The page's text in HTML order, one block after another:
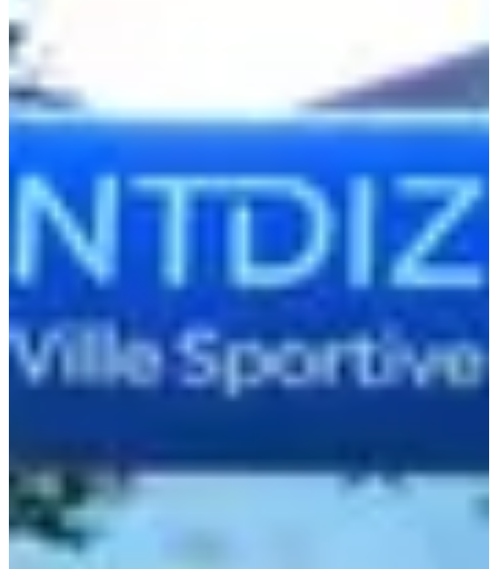
Dates d'inscription
Pas encore communiquées
Plus d'info
Plus d'info